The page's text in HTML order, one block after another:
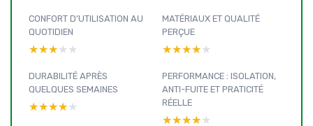
CONFORT D’UTILISATION AU
QUOTIDIEN
★★★★★
★★★★★
MATÉRIAUX ET QUALITÉ
PERÇUE
★★★★★
★★★★★
DURABILITÉ APRÈS
QUELQUES SEMAINES
★★★★★
★★★★★
PERFORMANCE : ISOLATION,
ANTI-FUITE ET PRATICITÉ
RÉELLE
★★★★★
★★★★★